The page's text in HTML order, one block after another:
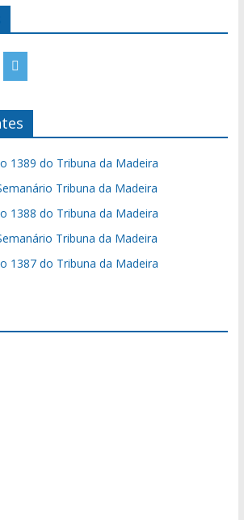
1389 do Tribuna da Madeira
Tribuna da Madeira
1388 do Tribuna da Madeira
Tribuna da Madeira
1387 do Tribuna da Madeira